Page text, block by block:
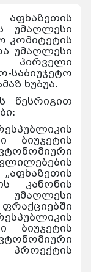
უმაღლესი
კომიტეტის
უმაღლესი
პირველი
ხუბუა.
წესრიგით
ბიუჯეტის
კანონის
უმაღლესი
ბიუჯეტის